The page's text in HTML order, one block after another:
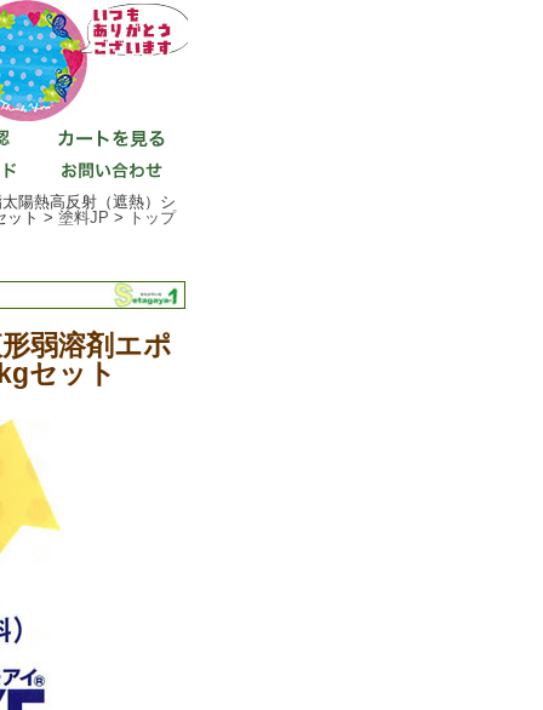
陽熱高反射（遮熱）シ
ット > 塗料JP > トップ
弱溶剤エポ
セット